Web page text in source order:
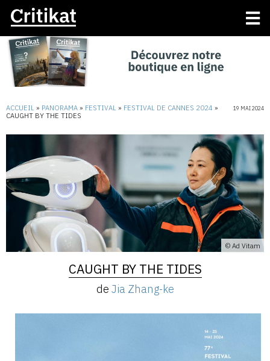
ACCUEIL » PANORAMA » FESTIVAL » FESTIVAL DE CANNES 2024 »
CAUGHT BY THE TIDES
19 MAI 2024
© Ad Vitam
CAUGHT BY THE TIDES
de Jia Zhang-ke